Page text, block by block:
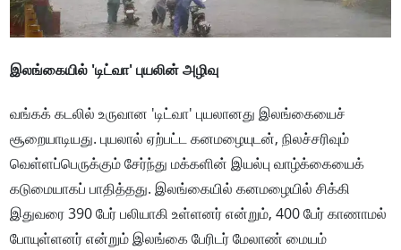
இலங்கையில் 'டிட்வா' புயலின் அழிவு
வங்கக் கடலில் உருவான 'டிட்வா' புயலானது இலங்கையைச்
சூறையாடியது. புயலால் ஏற்பட்ட கனமழையுடன், நிலச்சரிவும்
வெள்ளப்பெருக்கும் சேர்ந்து மக்களின் இயல்பு வாழ்க்கையைக்
கடுமையாகப் பாதித்தது. இலங்கையில் கனமழையில் சிக்கி
இதுவரை 390 பேர் பலியாகி உள்ளனர் என்றும், 400 பேர் காணாமல்
போயுள்ளனர் என்றும் இலங்கை பேரிடர் மேலாண் மையம்